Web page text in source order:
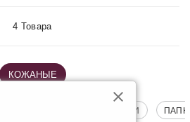
4 Товара
КОЖАНЫЕ
КЛАССИЧЕСКИЕ ПОРТФЕЛИ